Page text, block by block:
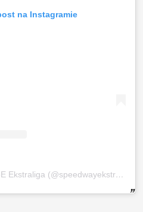
na Instagramie
Post udostępniony przez PGE Ekstraliga (@speedwayekstraliga)